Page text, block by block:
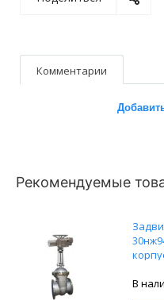
Комментарии
Рекомендуемые
В